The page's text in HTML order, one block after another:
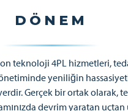
DÖNEM
teknoloji 4PL hizmetleri,
yeniliğin
Gerçek bir ortak olarak,
devrim yaratan uçtan